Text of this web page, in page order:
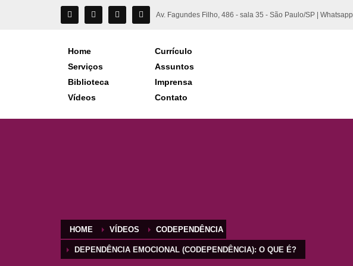
Av. Fagundes Filho, 486 - sala 35 - São Paulo/SP | Whatsapp
Home
Currículo
Serviços
Assuntos
Biblioteca
Imprensa
Vídeos
Contato
HOME VÍDEOS CODEPENDÊNCIA
DEPENDÊNCIA EMOCIONAL (CODEPENDÊNCIA): O QUE É?